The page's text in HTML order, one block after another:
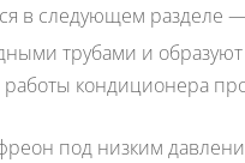
в следующем разделе
трубами и
кондиционера
под низким